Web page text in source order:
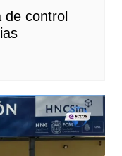
de control